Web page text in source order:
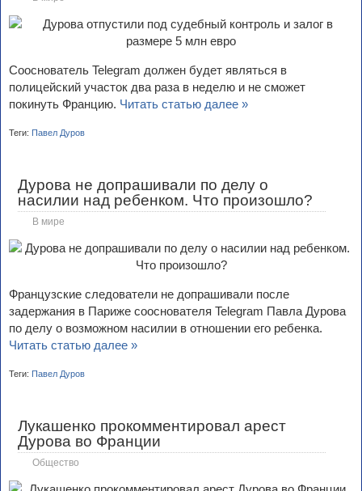
Сооснователь Telegram должен будет являться в
полицейский участок два раза в неделю и не сможет
покинуть Францию. Читать статью далее »
Теги: Павел Дуров
Дурова не допрашивали по делу о
насилии над ребенком. Что произошло?
В мире
Французские следователи не допрашивали после
задержания в Париже сооснователя Telegram Павла Дурова
по делу о возможном насилии в отношении его ребенка.
Читать статью далее »
Теги: Павел Дуров
Лукашенко прокомментировал арест
Дурова во Франции
Общество